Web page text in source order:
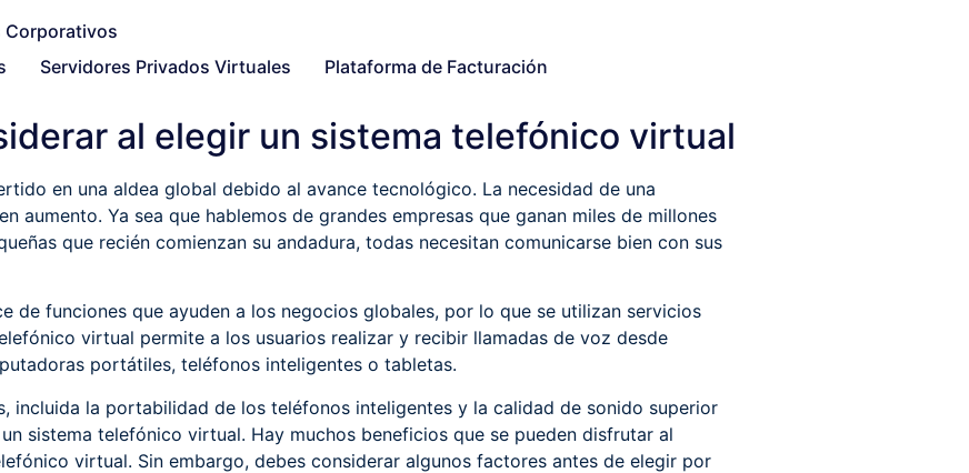
Servidores Privados Virtuales Plataforma de Facturación
al elegir un sistema telefónico virtual
en una aldea global debido al avance tecnológico. La necesidad de una
aumento. Ya sea que hablemos de grandes empresas que ganan miles de millones
que recién comienzan su andadura, todas necesitan comunicarse bien con sus
de funciones que ayuden a los negocios globales, por lo que se utilizan servicios
virtual permite a los usuarios realizar y recibir llamadas de voz desde
portátiles, teléfonos inteligentes o tabletas.
incluida la portabilidad de los teléfonos inteligentes y la calidad de sonido superior
sistema telefónico virtual. Hay muchos beneficios que se pueden disfrutar al
virtual. Sin embargo, debes considerar algunos factores antes de elegir por